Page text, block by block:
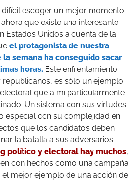
escoger un mejor momento
que existe una interesante
Estados Unidos a cuenta de la
el protagonista de nuestra
semana ha conseguido sacar
horas. Este enfrentamiento
es sólo un ejemplo
que a mí particularmente
Un sistema con sus virtudes
especial con su complejidad en
que los candidatos deben
la batalla a sus adversarios.
político y electoral hay muchos,
con hechos como una campaña
mejor ejemplo de una acción de